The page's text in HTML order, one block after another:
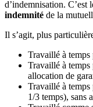
d’indemnisation. C’est
indemnité de la
Il s’agit, plus
Travaillé à temps
Travaillé à temps
allocation de
Travaillé à
1/3 temps), sans